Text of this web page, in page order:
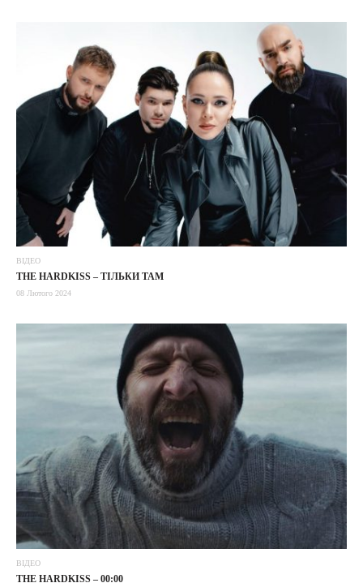
ВІДЕО
THE HARDKISS – ТІЛЬКИ ТАМ
08 Лютого 2024
ВІДЕО
THE HARDKISS – 00:00